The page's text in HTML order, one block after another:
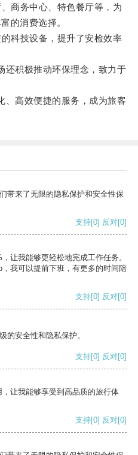
务中心、特色餐厅等，为
的消费选择。
技设备，提升了安检效率
积极推动环保理念，致力于
高效便捷的服务，成为旅客
带来了无限的隐私保护和安全性保
支持[0] 反对[0]
让我能够更轻松地完成工作任务。
我可以提前下班，有更多的时间陪
支持[0] 反对[0]
的安全性和隐私保护。
支持[0] 反对[0]
让我能够享受到高品质的旅行体
支持[0] 反对[0]